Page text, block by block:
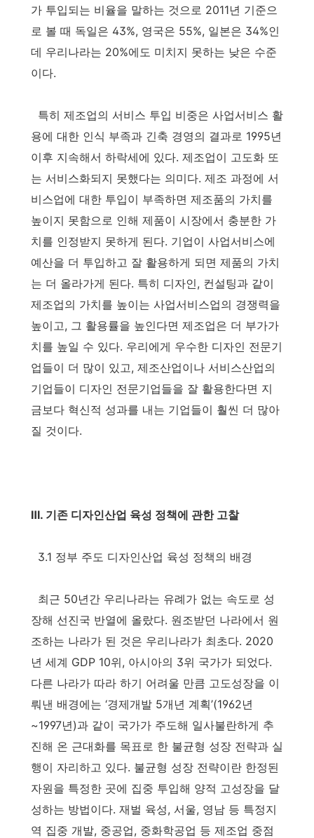
가 투입되는 비율을 말하는 것으로 2011년 기준으
로 볼 때 독일은 43%, 영국은 55%, 일본은 34%인
데 우리나라는 20%에도 미치지 못하는 낮은 수준
이다.
특히 제조업의 서비스 투입 비중은 사업서비스 활
용에 대한 인식 부족과 긴축 경영의 결과로 1995년
이후 지속해서 하락세에 있다. 제조업이 고도화 또
는 서비스화되지 못했다는 의미다. 제조 과정에 서
비스업에 대한 투입이 부족하면 제조품의 가치를
높이지 못함으로 인해 제품이 시장에서 충분한 가
치를 인정받지 못하게 된다. 기업이 사업서비스에
예산을 더 투입하고 잘 활용하게 되면 제품의 가치
는 더 올라가게 된다. 특히 디자인, 컨설팅과 같이
제조업의 가치를 높이는 사업서비스업의 경쟁력을
높이고, 그 활용률을 높인다면 제조업은 더 부가가
치를 높일 수 있다. 우리에게 우수한 디자인 전문기
업들이 더 많이 있고, 제조산업이나 서비스산업의
기업들이 디자인 전문기업들을 잘 활용한다면 지
금보다 혁신적 성과를 내는 기업들이 훨씬 더 많아
질 것이다.
Ⅲ. 기존 디자인산업 육성 정책에 관한 고찰
3.1 정부 주도 디자인산업 육성 정책의 배경
최근 50년간 우리나라는 유례가 없는 속도로 성
장해 선진국 반열에 올랐다. 원조받던 나라에서 원
조하는 나라가 된 것은 우리나라가 최초다. 2020
년 세계 GDP 10위, 아시아의 3위 국가가 되었다.
다른 나라가 따라 하기 어려울 만큼 고도성장을 이
뤄낸 배경에는 ‘경제개발 5개년 계획’(1962년
~1997년)과 같이 국가가 주도해 일사불란하게 추
진해 온 근대화를 목표로 한 불균형 성장 전략과 실
행이 자리하고 있다. 불균형 성장 전략이란 한정된
자원을 특정한 곳에 집중 투입해 양적 고성장을 달
성하는 방법이다. 재벌 육성, 서울, 영남 등 특정지
역 집중 개발, 중공업, 중화학공업 등 제조업 중점